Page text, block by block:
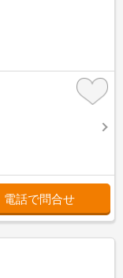
電話で問合せ